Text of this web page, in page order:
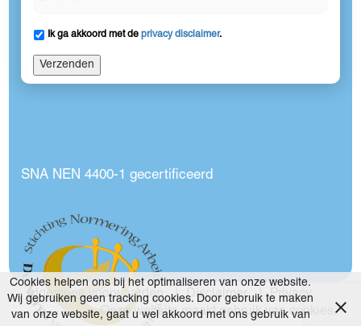
Ik ga akkoord met deprivacy disclaimer.
Verzenden
SNA NEN 4400-1 gecertificeerd
Algemene voorwaarden Disclaimer
Privacy
Onze website maakt gebruik van cookies.
Cookies helpen ons bij het optimaliseren van onze website.
Wij gebruiken geen tracking cookies. Door gebruik te maken
van onze website, gaat u wel akkoord met ons gebruik van